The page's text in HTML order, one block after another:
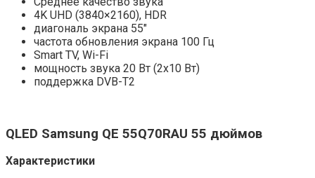
4K UHD (3840×2160), HDR
диагональ экрана 55″
частота обновления экрана 100 Гц
Smart TV, Wi-Fi
мощность звука 20 Вт (2х10 Вт)
поддержка DVB-T2
QLED Samsung QE 55Q70RAU 55 дюймов
Характеристики